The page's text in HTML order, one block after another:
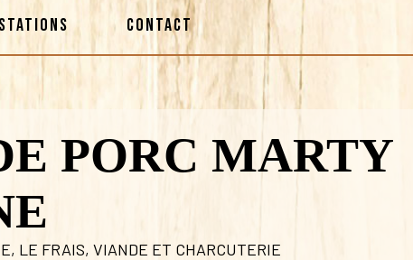
CONTACT
PORC MARTY
, LE FRAIS,VIANDE ET CHARCUTERIE